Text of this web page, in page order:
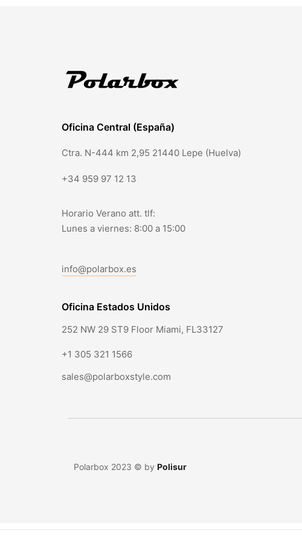
Oficina Central (España)
Ctra. N-444 km 2,95 21440 Lepe (Huelva)
+34 959 97 12 13
Horario Verano att. tlf:
Lunes a viernes: 8:00 a 15:00
info@polarbox.es
Oficina Estados Unidos
252 NW 29 ST9 Floor Miami, FL33127
+1 305 321 1566
sales@polarboxstyle.com
Polarbox 2023 © by Polisur